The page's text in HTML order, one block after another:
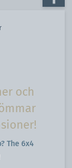
och
The 6x4